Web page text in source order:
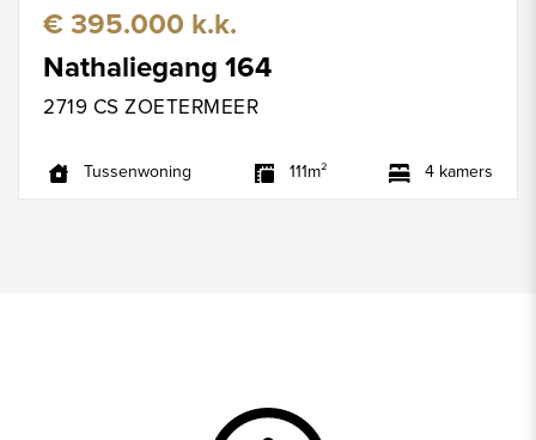
€ 395.000 k.k.
Nathaliegang 164
2719 CS ZOETERMEER
Tussenwoning 111m² 4 kamers